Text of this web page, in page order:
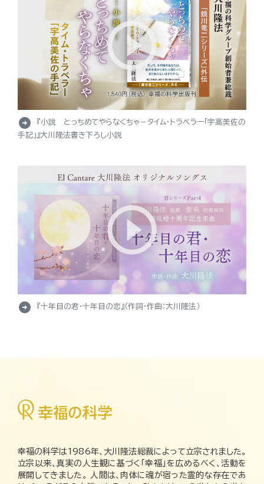
arrow_circle_right
『小説 とっちめてやらなくちゃ－タイム・トラベラー「宇高美佐の
手記」』大川隆法書き下ろし小説
arrow_circle_right 『十年目の君・十年目の恋』（作詞・作曲：大川隆法）
幸福の科学は1986年、大川隆法総裁によって立宗されました。
立宗以来、真実の人生観に基づく「幸福」を広めるべく、活動を
展開してきました。 人間は、肉体に魂が宿った霊的な存在であ